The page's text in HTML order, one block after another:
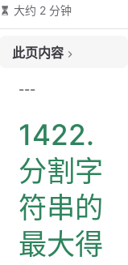
大约 2 分钟
此页内容
解题思路
思路 1：前缀和
思路 1：代码
思路 1：复杂度分析
---
1422.
分割字
符串的
最大得